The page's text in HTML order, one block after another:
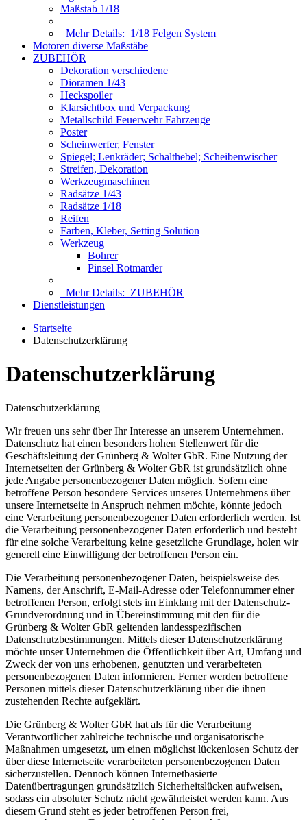
Maßstab 1/18
Mehr Details: 1/18 Felgen System
Motoren diverse Maßstäbe
ZUBEHÖR
Dekoration verschiedene
Dioramen 1/43
Heckspoiler
Klarsichtbox und Verpackung
Metallschild Feuerwehr Fahrzeuge
Poster
Scheinwerfer, Fenster
Spiegel; Lenkräder; Schalthebel; Scheibenwischer
Streifen, Dekoration
Werkzeugmaschinen
Radsätze 1/43
Radsätze 1/18
Reifen
Farben, Kleber, Setting Solution
Werkzeug
Bohrer
Pinsel Rotmarder
Mehr Details: ZUBEHÖR
Dienstleistungen
Startseite
Datenschutzerklärung
Datenschutzerklärung
Datenschutzerklärung
Wir freuen uns sehr über Ihr Interesse an unserem Unternehmen.
Datenschutz hat einen besonders hohen Stellenwert für die
Geschäftsleitung der Grünberg & Wolter GbR. Eine Nutzung der
Internetseiten der Grünberg & Wolter GbR ist grundsätzlich ohne
jede Angabe personenbezogener Daten möglich. Sofern eine
betroffene Person besondere Services unseres Unternehmens über
unsere Internetseite in Anspruch nehmen möchte, könnte jedoch
eine Verarbeitung personenbezogener Daten erforderlich werden. Ist
die Verarbeitung personenbezogener Daten erforderlich und besteht
für eine solche Verarbeitung keine gesetzliche Grundlage, holen wir
generell eine Einwilligung der betroffenen Person ein.
Die Verarbeitung personenbezogener Daten, beispielsweise des
Namens, der Anschrift, E-Mail-Adresse oder Telefonnummer einer
betroffenen Person, erfolgt stets im Einklang mit der Datenschutz-
Grundverordnung und in Übereinstimmung mit den für die
Grünberg & Wolter GbR geltenden landesspezifischen
Datenschutzbestimmungen. Mittels dieser Datenschutzerklärung
möchte unser Unternehmen die Öffentlichkeit über Art, Umfang und
Zweck der von uns erhobenen, genutzten und verarbeiteten
personenbezogenen Daten informieren. Ferner werden betroffene
Personen mittels dieser Datenschutzerklärung über die ihnen
zustehenden Rechte aufgeklärt.
Die Grünberg & Wolter GbR hat als für die Verarbeitung
Verantwortlicher zahlreiche technische und organisatorische
Maßnahmen umgesetzt, um einen möglichst lückenlosen Schutz der
über diese Internetseite verarbeiteten personenbezogenen Daten
sicherzustellen. Dennoch können Internetbasierte
Datenübertragungen grundsätzlich Sicherheitslücken aufweisen,
sodass ein absoluter Schutz nicht gewährleistet werden kann. Aus
diesem Grund steht es jeder betroffenen Person frei,